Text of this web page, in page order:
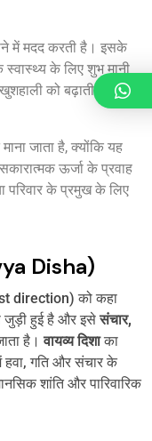
में मदद करती है। इसके
के लिए शुभ मानी
को बढ़ाती है।
जाता है, क्योंकि यह
ऊर्जा के प्रवाह
परिवार के प्रमुख के लिए
Disha)
direction) को कहा
हुई है और इसेसंचार,
है।वायव्य दिशाका
हवा, गति और संचार के
शांति और पारिवारिक